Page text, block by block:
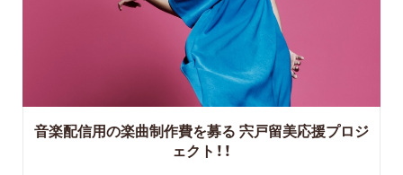
音楽配信用の楽曲制作費を募る 宍戸留美応援プロジ
ェクト！！